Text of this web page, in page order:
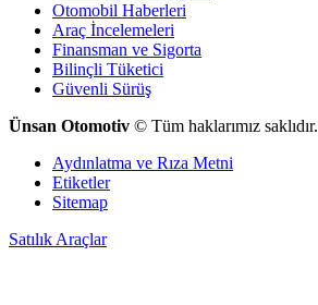
Otomobil Haberleri
Araç İncelemeleri
Finansman ve Sigorta
Bilinçli Tüketici
Güvenli Sürüş
Ünsan Otomotiv © Tüm haklarımız saklıdır.
Aydınlatma ve Rıza Metni
Etiketler
Sitemap
Satılık Araçlar